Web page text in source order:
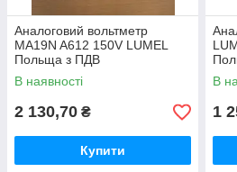
Аналоговий вольтметр
MA19N A612 150V LUMEL
Польща з ПДВ
В наявності
2 130,70 ₴
Купити
В
1